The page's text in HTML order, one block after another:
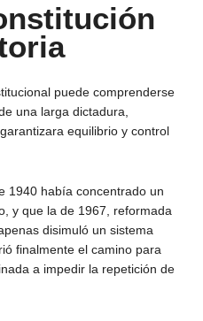
puede comprenderse
una larga dictadura,
equilibrio y control
1940 había concentrado un
y que la de 1967, reformada
disimuló un sistema
finalmente el camino para
a impedir la repetición de